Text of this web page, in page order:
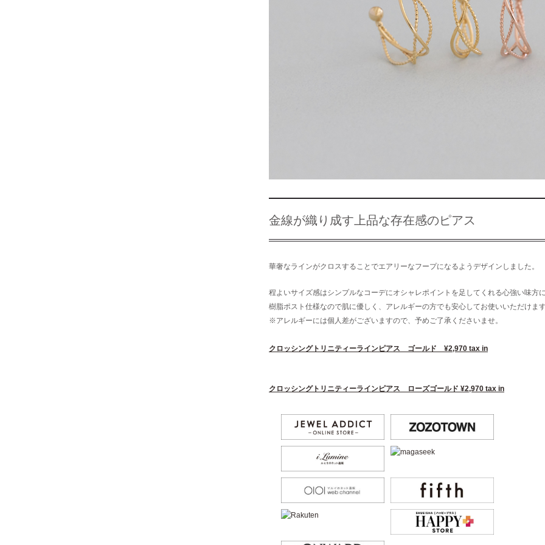
金線が織り成す上品な存在感のピアス
華奢なラインがクロスすることでエアリーなフープになるようデザインしました。
程よいサイズ感はシンプルなコーデにオシャレポイントを足してくれる心強い味方
樹脂ポスト仕様なので肌に優しく、アレルギーの方でも安心してお使いいただけま
※アレルギーには個人差がございますので、予めご了承くださいませ。
クロッシングトリニティーラインピアス ゴールド ¥2,970 tax in
クロッシングトリニティーラインピアス ローズゴールド ¥2,970 tax in